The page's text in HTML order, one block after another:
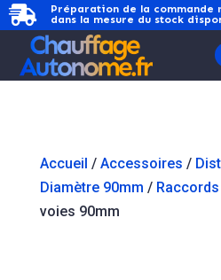

Préparation de la commande
dans la mesure du stock
Accueil / Accessoires /
Diamètre 90mm /
voies 90mm